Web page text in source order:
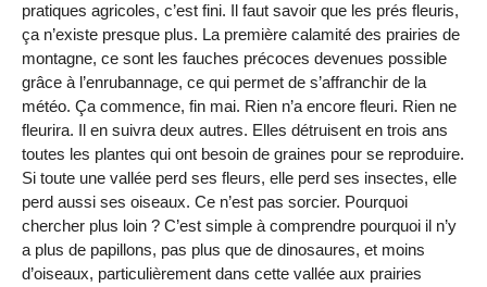
pratiques agricoles, c’est fini. Il faut savoir que les prés fleuris,
ça n’existe presque plus. La première calamité des prairies de
montagne, ce sont les fauches précoces devenues possible
grâce à l’enrubannage, ce qui permet de s’affranchir de la
météo. Ça commence, fin mai. Rien n’a encore fleuri. Rien ne
fleurira. Il en suivra deux autres. Elles détruisent en trois ans
toutes les plantes qui ont besoin de graines pour se reproduire.
Si toute une vallée perd ses fleurs, elle perd ses insectes, elle
perd aussi ses oiseaux. Ce n’est pas sorcier. Pourquoi
chercher plus loin ? C’est simple à comprendre pourquoi il n’y
a plus de papillons, pas plus que de dinosaures, et moins
d’oiseaux, particulièrement dans cette vallée aux prairies